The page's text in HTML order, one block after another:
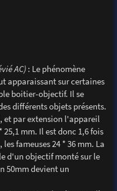
AC): Le phénomène
apparaissant sur certaines
boitier-objectif. Il se
différents objets présents.
par extension l'appareil
25,1 mm. Il est donc 1,6 fois
fameuses 24 * 36 mm. La
d'un objectif monté sur le
50mm devient un